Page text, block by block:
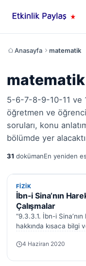
Anasayfa matematik
matematik
5-6-7-8-9-10-11 ve
öğretmen ve
soruları, konu
bölümde yer
31 dokümanEn yeniden
FIZIK
FIZIK
İbn-i Sina’nın
Çalışmalar
“9.3.3.1. İbn-i
hakkında kısaca bilgi
4 Haziran 2020